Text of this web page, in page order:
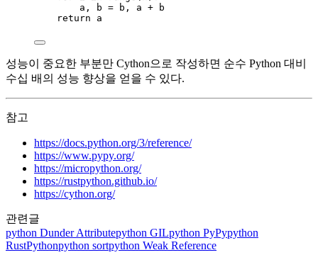
a, b = b, a + b
return a
성능이 중요한 부분만 Cython으로 작성하면 순수 Python 대비
수십 배의 성능 향상을 얻을 수 있다.
참고
https://docs.python.org/3/reference/
https://www.pypy.org/
https://micropython.org/
https://rustpython.github.io/
https://cython.org/
관련글
python Dunder Attributepython GILpython PyPypython
RustPythonpython sortpython Weak Reference